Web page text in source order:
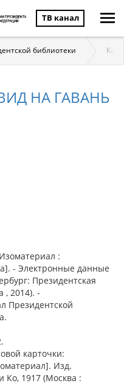
ТВ канал
библиотеки
НА ГАВАНЬ
:
- Электронные данные
Президентская
, 2014). -
Президентской
карточки:
Изд.
Ко, 1917 (Москва :